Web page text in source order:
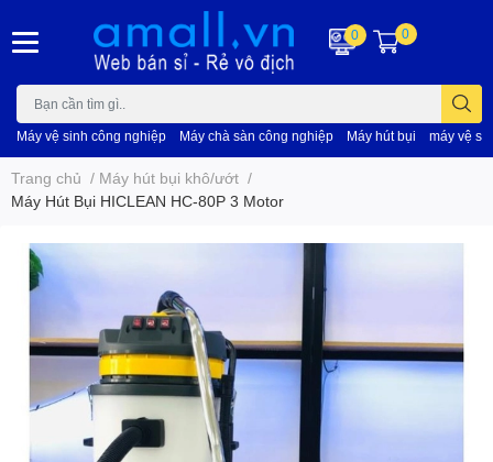
Máy vệ sinh công nghiệp Máy chà sàn công nghiệp Máy hút bụi máy vệ
0 0
Trang chủ / Máy hút bụi khô/ướt /
Máy Hút Bụi HICLEAN HC-80P 3 Motor